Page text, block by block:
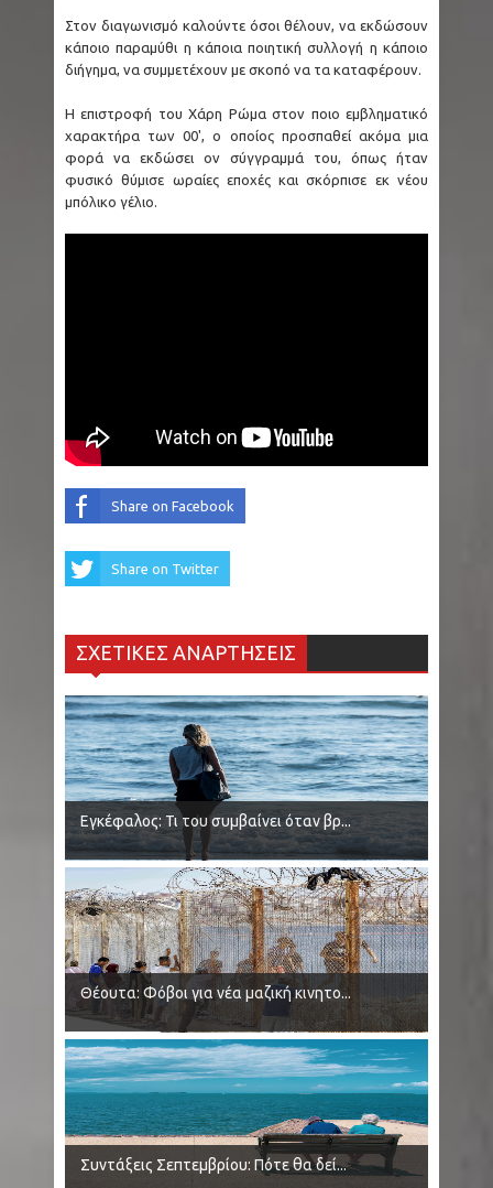
The X-Files: Η σκοτεινότερη εκδοχή της
δημοφιλούς σειράς σύντομα στο Disney+
(Video)
ΗΠΑ - Βόρεια Καρολίνα: Μακελειό σε σπίτι με
Μεξικό: Influencer εκτελέστηκε «σε ζωντανή
μετάδοση» την ώρα που έκανε live στο Tiktok
συναγερμό - Οι 25 στην Αττική - Ξεκινάνε
ψεκασμοί
μπαρ - Η γυναίκα προσπάθησε να
προστατεύσει τον άνδρα της - Ήταν γονείς
6χρονου κοριτσιού
Ρωσία: Μαύρες Χήρες - Παντρεύονται
νεοσύλλεκτους στρατιώτες για να εισπράξουν
αποζημιώσεις θανάτου
Κρήτη - Σητεία: Πυρκαγιά τώρα στην περιοχή
Καρυδι - Σηκώθηκαν 2 αεροσκάφη - Μήνυμα
του 112 για ετοιμότητα
Ινδία: 14 άτομα έχασαν τη ζωή τους από
Στον διαγωνισμό καλούντε όσοι θέλουν, να εκδώσουν
κάποιο παραμύθι η κάποια ποιητική συλλογή η κάποιο
διήγημα, να συμμετέχουν με σκοπό να τα καταφέρουν.
Η επιστροφή του Χάρη Ρώμα στον ποιο εμβληματικό
χαρακτήρα των 00', ο οποίος προσπαθεί ακόμα μια
φορά να εκδώσει ον σύγγραμμά του, όπως ήταν
φυσικό θύμισε ωραίες εποχές και σκόρπισε εκ νέου
μπόλικο γέλιο.
Share on Facebook
Share on Twitter
ΣΧΕΤΙΚΕΣ ΑΝΑΡΤΗΣΕΙΣ
Εγκέφαλος: Τι του συμβαίνει όταν βρ...
Θέουτα: Φόβοι για νέα μαζική κινητο...
Συντάξεις Σεπτεμβρίου: Πότε θα δεί...